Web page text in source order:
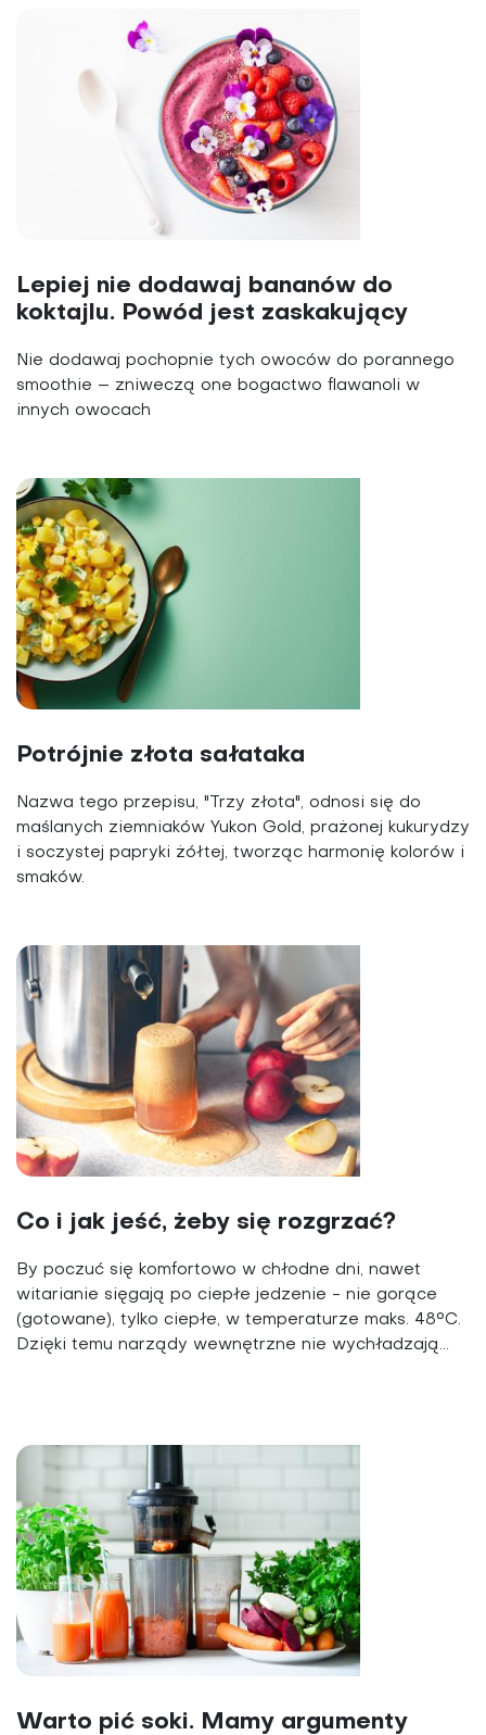
Lepiej nie dodawaj bananów do
koktajlu. Powód jest zaskakujący
Nie dodawaj pochopnie tych owoców do porannego
smoothie – zniweczą one bogactwo flawanoli w
innych owocach
Potrójnie złota sałataka
Nazwa tego przepisu, "Trzy złota", odnosi się do
maślanych ziemniaków Yukon Gold, prażonej kukurydzy
i soczystej papryki żółtej, tworząc harmonię kolorów i
smaków.
Co i jak jeść, żeby się rozgrzać?
By poczuć się komforto­wo w chłodne dni, nawet
witarianie sięgają po ciepłe jedzenie - nie gorące
(gotowane), tylko ciepłe, w temperaturze maks. 48°C.
Dzięki temu narządy wewnętrzne nie wychładzają...
Warto pić soki. Mamy argumenty